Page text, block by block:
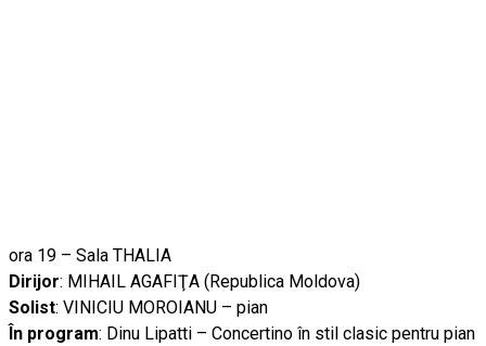
ora 19 – Sala THALIA
Dirijor: MIHAIL AGAFIŢA (Republica Moldova)
Solist: VINICIU MOROIANU – pian
În program: Dinu Lipatti – Concertino în stil clasic pentru pian